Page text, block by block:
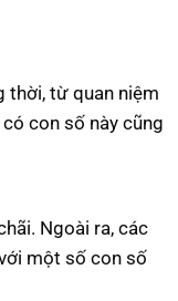
thời, từ quan niệm
con số này cũng
Ngoài ra, các
một số con số